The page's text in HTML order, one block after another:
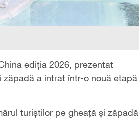
ediția 2026, prezentat
a intrat într-o nouă etapă
turiștilor pe gheață și zăpadă